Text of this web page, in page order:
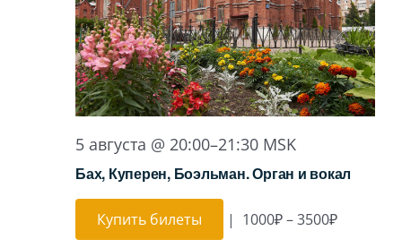
5 августа @ 20:00–21:30 MSK
Бах, Куперен, Боэльман. Орган и вокал
Купить билеты | 1000₽ – 3500₽